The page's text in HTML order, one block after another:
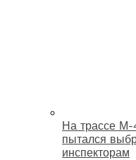
На трассе М-
пытался
инспекторам